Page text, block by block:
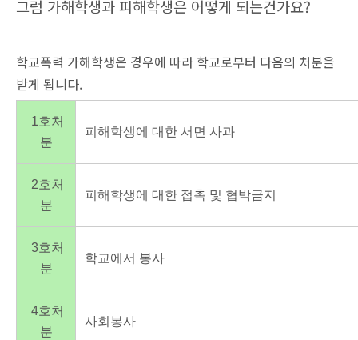
그럼 가해학생과 피해학생은 어떻게 되는건가요?
학교폭력 가해학생은 경우에 따라 학교로부터 다음의 처분을
받게 됩니다.
1호처
분
피해학생에 대한 서면 사과
2호처
분
피해학생에 대한 접촉 및 협박금지
3호처
분
학교에서 봉사
4호처
분
사회봉사